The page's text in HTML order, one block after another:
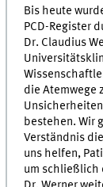
Bis heute
PCD-Register
Dr. Claudius
die Atemwege
bestehen. Wir
Verständnis
uns helfen,
um schließlich